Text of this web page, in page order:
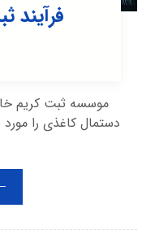
فرآیند
موسسه ثبت کریم
دستمال کاغذی را